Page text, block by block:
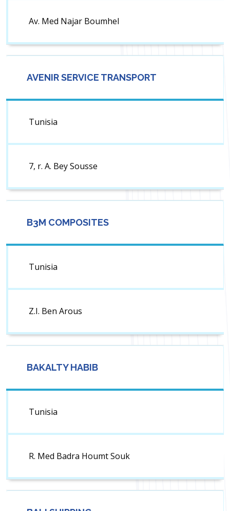
Av. Med Najar Boumhel
AVENIR SERVICE TRANSPORT
Tunisia
7, r. A. Bey Sousse
B3M COMPOSITES
Tunisia
Z.I. Ben Arous
BAKALTY HABIB
Tunisia
R. Med Badra Houmt Souk